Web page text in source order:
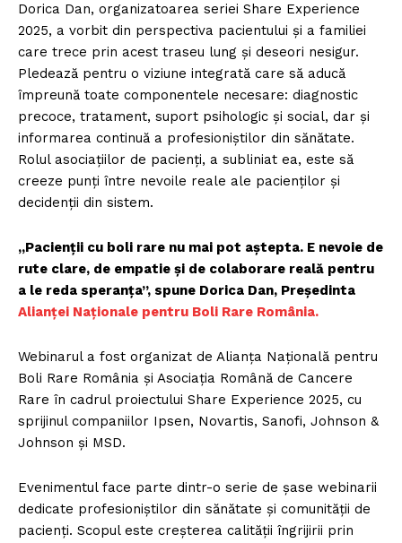
Dorica Dan, organizatoarea seriei Share Experience
2025, a vorbit din perspectiva pacientului și a familiei
care trece prin acest traseu lung și deseori nesigur.
Pledează pentru o viziune integrată care să aducă
împreună toate componentele necesare: diagnostic
precoce, tratament, suport psihologic și social, dar și
informarea continuă a profesioniștilor din sănătate.
Rolul asociațiilor de pacienți, a subliniat ea, este să
creeze punți între nevoile reale ale pacienților și
decidenții din sistem.
„Pacienții cu boli rare nu mai pot aștepta. E nevoie de
rute clare, de empatie și de colaborare reală pentru
a le reda speranța”, spune Dorica Dan, Președinta
Alianței Naționale pentru Boli Rare România.
Webinarul a fost organizat de Alianța Națională pentru
Boli Rare România și Asociația Română de Cancere
Rare în cadrul proiectului Share Experience 2025, cu
sprijinul companiilor Ipsen, Novartis, Sanofi, Johnson &
Johnson și MSD.
Evenimentul face parte dintr-o serie de șase webinarii
dedicate profesioniștilor din sănătate și comunității de
pacienți. Scopul este creșterea calității îngrijirii prin